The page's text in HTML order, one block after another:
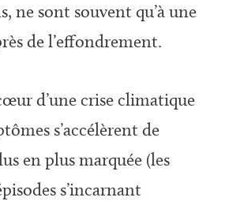
ne sont souvent qu’à une
de l’effondrement.
d’une crise climatique
s’accélèrent de
en plus marquée (les
s’incarnant